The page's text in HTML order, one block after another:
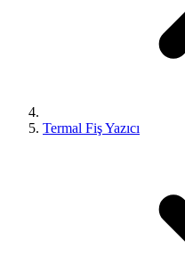
Termal Fiş Yazıcı